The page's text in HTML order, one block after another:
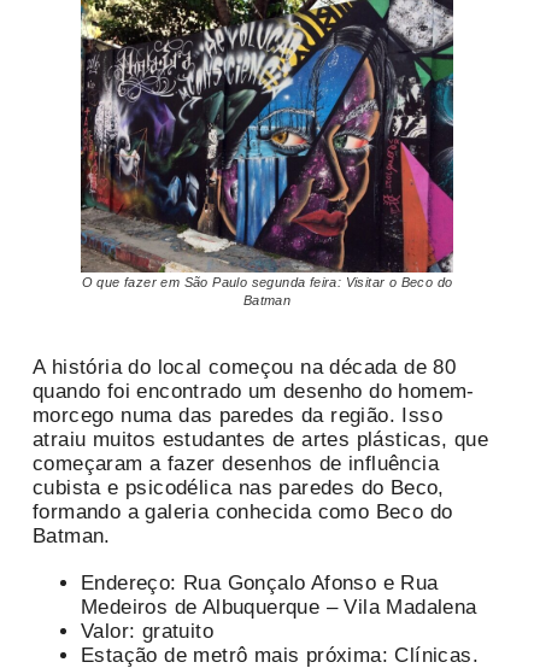
O que fazer em São Paulo segunda feira: Visitar o Beco do
Batman
A história do local começou na década de 80
quando foi encontrado um desenho do homem-
morcego numa das paredes da região. Isso
atraiu muitos estudantes de artes plásticas, que
começaram a fazer desenhos de influência
cubista e psicodélica nas paredes do Beco,
formando a galeria conhecida como Beco do
Batman.
Endereço: Rua Gonçalo Afonso e Rua
Medeiros de Albuquerque – Vila Madalena
Valor: gratuito
Estação de metrô mais próxima: Clínicas.